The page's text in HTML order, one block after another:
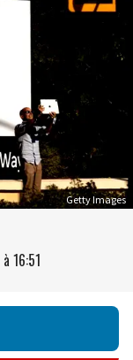
Getty Images
à 16:51